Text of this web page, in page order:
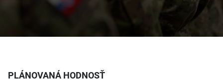
PLÁNOVANÁ HODNOSŤ